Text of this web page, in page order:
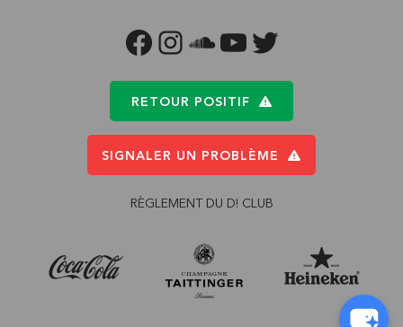
FACEBOOKINSTAGRAM
SOUNDCLOUD
YOUTUBETWITTER
RETOUR POSITIF
SIGNALER UN PROBLÈME
RÈGLEMENT DU D! CLUB